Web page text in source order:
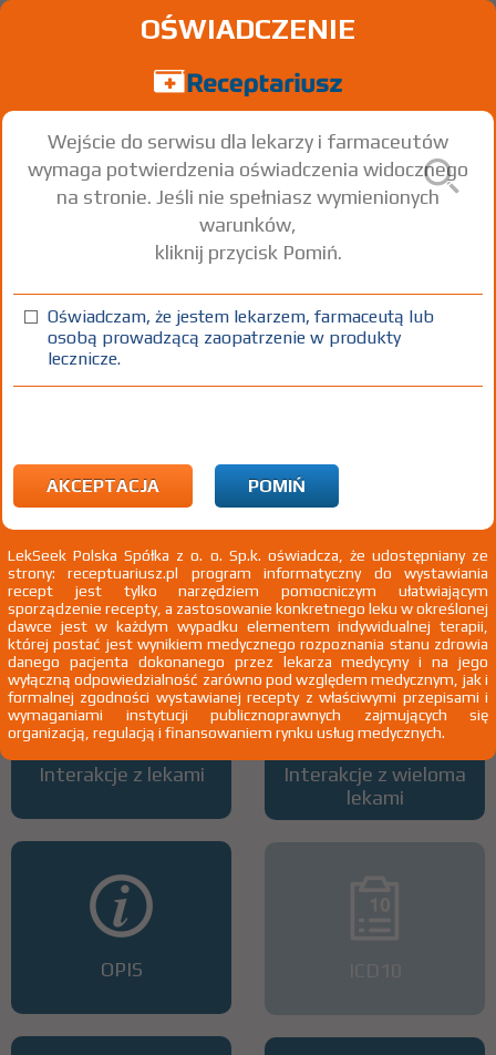
Calpol 6 Plus
Paracetamol
zaw. doust. 250 mg/5 ml 1 but. 100 ml Doustnie
100%
Wszystkie dawki leku
Interakcje z lekami
OPIS
ATC
Interakcje z wieloma
lekami
OŚWIADCZENIE
Wejście do serwisu dla lekarzy i farmaceutów
wymaga potwierdzenia oświadczenia widocznego
na stronie. Jeśli nie spełniasz wymienionych
warunków,
kliknij przycisk Pomiń.
Oświadczam, że jestem lekarzem, farmaceutą lub
osobą prowadzącą zaopatrzenie w produkty
lecznicze.
AKCEPTACJA POMIŃ
LekSeek Polska Spółka z o. o. Sp.k. oświadcza, że udostępniany ze
strony: receptuariusz.pl program informatyczny do wystawiania
recept jest tylko narzędziem pomocniczym ułatwiającym
sporządzenie recepty, a zastosowanie konkretnego leku w określonej
dawce jest w każdym wypadku elementem indywidualnej terapii,
której postać jest wynikiem medycznego rozpoznania stanu zdrowia
danego pacjenta dokonanego przez lekarza medycyny i na jego
wyłączną odpowiedzialność zarówno pod względem medycznym, jak i
formalnej zgodności wystawianej recepty z właściwymi przepisami i
wymaganiami instytucji publicznoprawnych zajmujących się
organizacją, regulacją i finansowaniem rynku usług medycznych.